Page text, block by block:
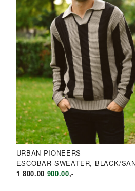
URBAN PIONEERS
ESCOBAR SWEATER, BLACK/
1 800.00 OPPRINNELIG
900.00NÅVÆRENDE
,-